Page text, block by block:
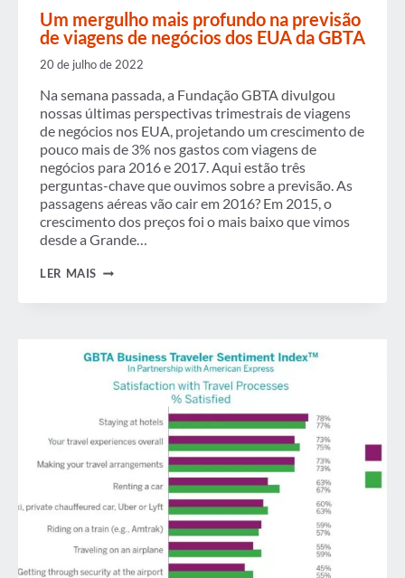
Um mergulho mais profundo na previsão
de viagens de negócios dos EUA da GBTA
20 de julho de 2022
Na semana passada, a Fundação GBTA divulgou
nossas últimas perspectivas trimestrais de viagens
de negócios nos EUA, projetando um crescimento de
pouco mais de 3% nos gastos com viagens de
negócios para 2016 e 2017. Aqui estão três
perguntas-chave que ouvimos sobre a previsão. As
passagens aéreas vão cair em 2016? Em 2015, o
crescimento dos preços foi o mais baixo que vimos
desde a Grande…
LER MAIS UM
DE
VIAGENS
DOS
EUA
DA
GBTA